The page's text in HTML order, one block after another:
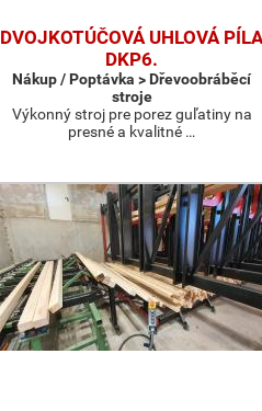
DVOJKOTÚČOVÁ UHLOVÁ PÍLA
DKP6.
Nákup / Poptávka > Dřevoobráběcí
stroje
Výkonný stroj pre porez guľatiny na
presné a kvalitné …